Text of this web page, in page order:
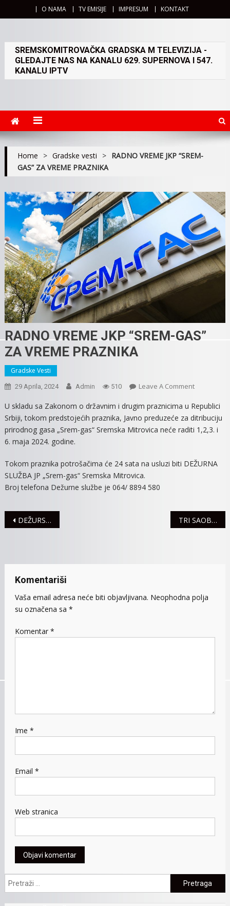
O NAMA TV EMISIJE IMPRESUM KONTAKT
SREMSKOMITROVAČKA GRADSKA M TELEVIZIJA -
GLEDAJTE NAS NA KANALU 629. SUPERNOVA I 547.
KANALU IPTV
Home > Gradske vesti > RADNO VREME JKP “SREM-
GAS” ZA VREME PRAZNIKA
RADNO VREME JKP “SREM-GAS”
ZA VREME PRAZNIKA
Gradske Vesti
29 Aprila, 2024 Admin 510 Leave A CommentOn
VREME
JKP
“SREM-
VREME
U skladu sa Zakonom o državnim i drugim praznicima u Republici
Srbiji, tokom predstojećih praznika, Javno preduzeće za ditribuciju
prirodnog gasa „Srem-gas“ Sremska Mitrovica neće raditi 1,2,3. i
6. maja 2024. godine.
Tokom praznika potrošačima će 24 sata na usluzi biti DEŽURNA
SLUŽBA JP „Srem-gas“ Sremska Mitrovica.
Broj telefona Dežurne službe je 064/ 8894 580
Navigacija
DEŽURSTVO GRADSKOG STANOVANJA TOKOM PRAZNIKA TRI SAOBRAĆAJNE NEZGODE U SREMU
Komentariši
Vaša email adresa neće biti objavljivana. Neophodna polja
su označena sa *
Komentar *
Ime *
Email *
Web stranica
Pretraga: